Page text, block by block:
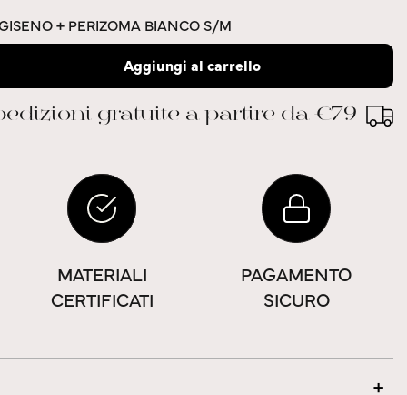
+ PERIZOMA BIANCO S/M
Aggiungi al carrello
gratuite a partire da €79
MATERIALI
CERTIFICATI
PAGAMENTO
SICURO